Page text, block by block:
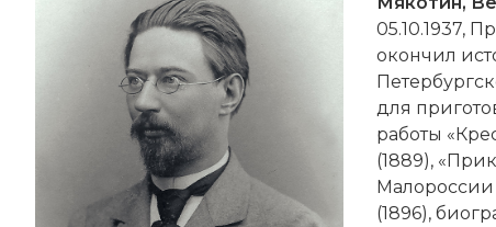
05.10.1937,
окончил
для
работы
(1889),
Малороссии
(1896),